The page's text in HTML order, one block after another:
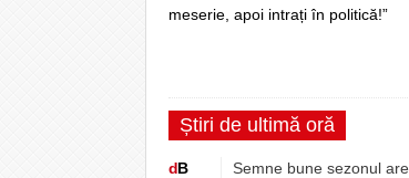
meserie, apoi intrați în politică!”
Știri de ultimă oră
dB
Semne bune sezonul